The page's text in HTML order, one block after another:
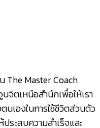
Master Coach
จิตเหนือสำนึกเพื่อให้เรา
นเองในการใช้ชีวิตส่วนตัว
ระสบความสำเร็จและ